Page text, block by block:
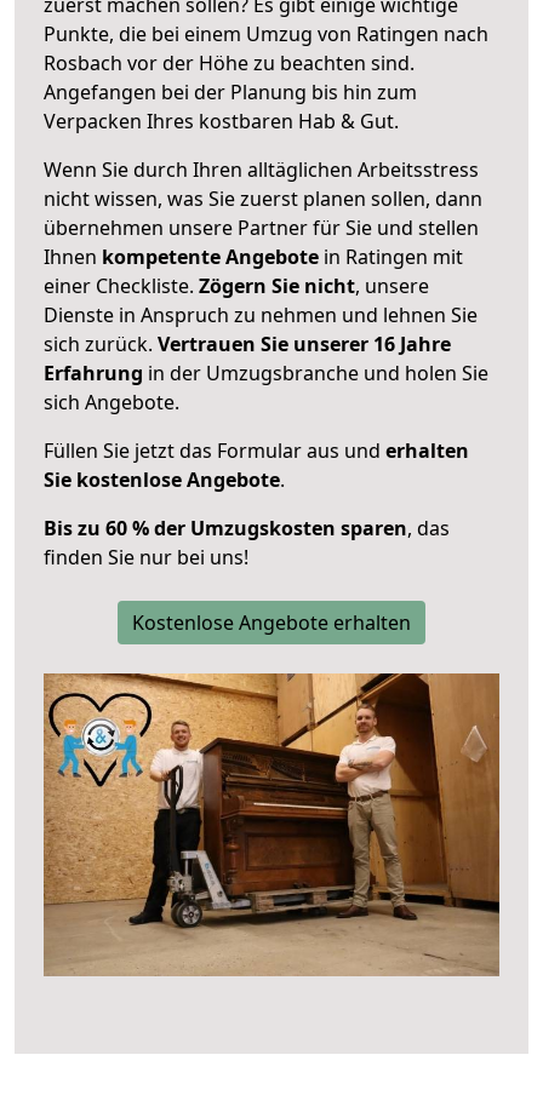
Punkte, die bei einem Umzug von Ratingen nach
Rosbach vor der Höhe zu beachten sind.
Angefangen bei der Planung bis hin zum
Verpacken Ihres kostbaren Hab & Gut.
Wenn Sie durch Ihren alltäglichen Arbeitsstress
nicht wissen, was Sie zuerst planen sollen, dann
übernehmen unsere Partner für Sie und stellen
Ihnen kompetente Angebote in Ratingen mit
einer Checkliste. Zögern Sie nicht, unsere
Dienste in Anspruch zu nehmen und lehnen Sie
sich zurück. Vertrauen Sie unserer 16 Jahre
Erfahrung in der Umzugsbranche und holen Sie
sich Angebote.
Füllen Sie jetzt das Formular aus und erhalten
Sie kostenlose Angebote.
Bis zu 60 % der Umzugskosten sparen, das
finden Sie nur bei uns!
Kostenlose Angebote erhalten